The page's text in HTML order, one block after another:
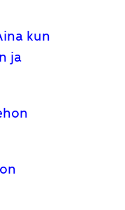
kun
ja